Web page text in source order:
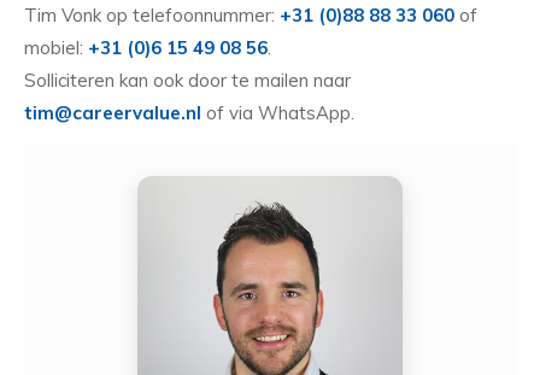
Tim Vonk op telefoonnummer: +31 (0)88 88 33 060 of
mobiel: +31 (0)6 15 49 08 56.
Solliciteren kan ook door te mailen naar
tim@careervalue.nl of via WhatsApp.